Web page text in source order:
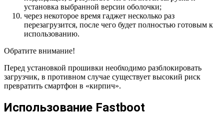
установка выбранной версии оболочки;
через некоторое время гаджет несколько раз
перезагрузится, после чего будет полностью готовым к
использованию.
Обратите внимание!
Перед установкой прошивки необходимо разблокировать
загрузчик, в противном случае существует высокий риск
превратить смартфон в «кирпич».
Использование Fastboot